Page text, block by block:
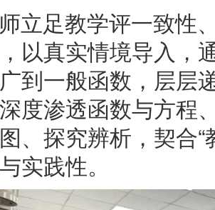
立足教学评一致性
以真实情境导入，
到一般函数，层层
度渗透函数与方程
、探究辨析，契合
实践性。